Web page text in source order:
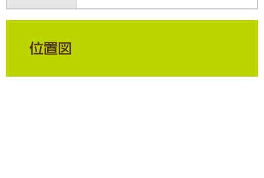
位置図